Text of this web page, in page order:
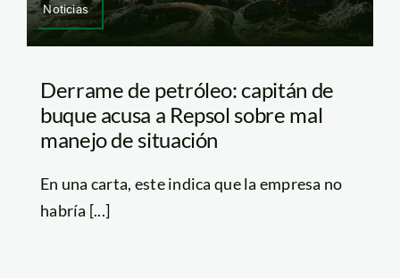
Noticias
Derrame de petróleo: capitán de
buque acusa a Repsol sobre mal
manejo de situación
En una carta, este indica que la empresa no
habría [...]